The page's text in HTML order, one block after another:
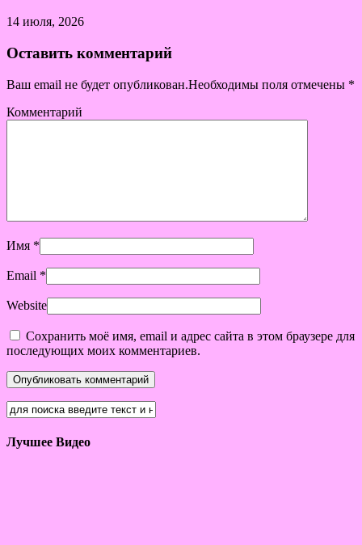
14 июля, 2026
Оставить комментарий
Ваш email не будет опубликован.Необходимы поля отмечены *
Комментарий
Имя *
Email *
Website
Сохранить моё имя, email и адрес сайта в этом браузере для
последующих моих комментариев.
Лучшее Видео